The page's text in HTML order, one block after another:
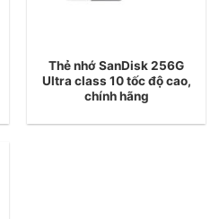
Thẻ nhớ SanDisk 256G
Ultra class 10 tốc độ cao,
chính hãng